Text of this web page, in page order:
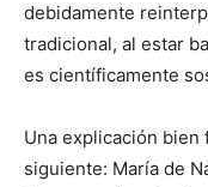
debidamente
tradicional, al estar
es científicamente
Una explicación bien
siguiente: María de